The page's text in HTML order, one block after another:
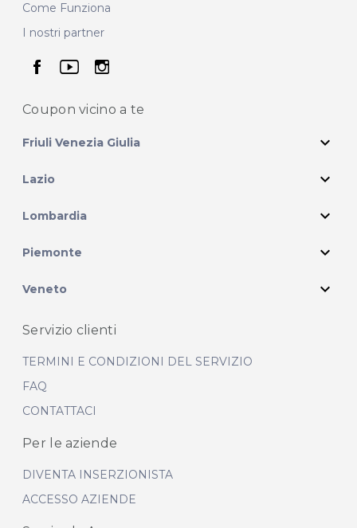
Come Funziona
I nostri partner
seguici su facebook
seguici su youtube
seguici su instagram
Coupon vicino a te
Friuli Venezia Giulia expand_more
Lazio expand_more
Lombardia expand_more
Piemonte expand_more
Veneto expand_more
Servizio clienti
TERMINI E CONDIZIONI DEL SERVIZIO
FAQ
CONTATTACI
Per le aziende
DIVENTA INSERZIONISTA
ACCESSO AZIENDE